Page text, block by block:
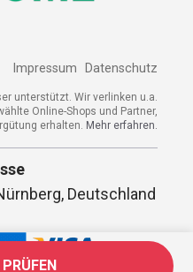
Impressum Datenschutz
unterstützt. Wir verlinken u.a.
Online-Shops und Partner,
erhalten. Mehr erfahren.
Deutschland